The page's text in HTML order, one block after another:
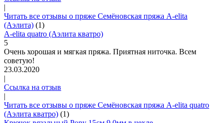
|
Читать все отзывы о пряже Семёновская пряжа A-elita
(Аэлита) (1)
A-elita quatro (Аэлита кватро)
5
Очень хорошая и мягкая пряжа. Приятная ниточка. Всем
советую!
23.03.2020
|
Ссылка на отзыв
|
Читать все отзывы о пряже Семёновская пряжа A-elita quatro
(Аэлита кватро) (1)